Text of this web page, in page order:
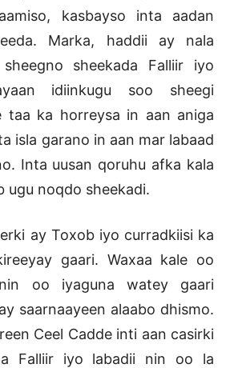
kasbayso inta aadan
Marka, haddii ay nala
sheekada Falliir iyo
idiinkugu soo sheegi
taa ka horreysa in aan aniga
isla garano in aan mar labaad
Inta uusan qoruhu afka kala
ugu noqdo sheekadi.
ay Toxob iyo curradkiisi ka
gaari. Waxaa kale oo
oo iyaguna watey gaari
saarnaayeen alaabo dhismo.
Ceel Cadde inti aan casirki
Falliir iyo labadii nin oo la